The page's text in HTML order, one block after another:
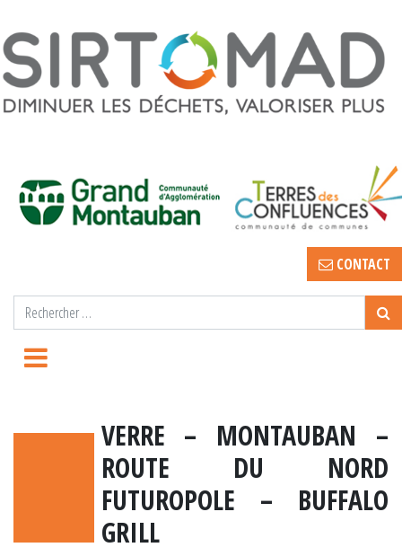
CONTACT
VERRE – MONTAUBAN –
ROUTE DU NORD
FUTUROPOLE – BUFFALO
GRILL